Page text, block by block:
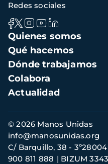
Navegación
principal
Quienes somos
Qué hacemos
Dónde trabajamos
Colabora
Actualidad
Redes sociales
Información
de
contacto
© 2026 Manos Unidas
C/ Barquillo, 38 -
900 811 888
BIZUM
info@manosunidas.org